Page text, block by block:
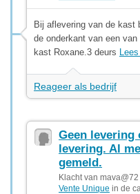
Bij aflevering van de kast
de onderkant van een
kast Roxane.3 deurs
Reageer als bedrijf
Geen levering
levering. Al
gemeld.
Klacht van
Vente Unique in de